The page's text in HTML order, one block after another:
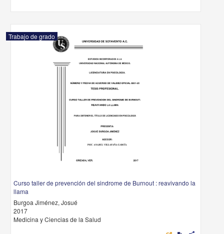
Trabajo de grado
Curso taller de prevención del sindrome de Burnout : reavivando la
llama
Burgoa Jiménez, Josué
2017
Medicina y Ciencias de la Salud